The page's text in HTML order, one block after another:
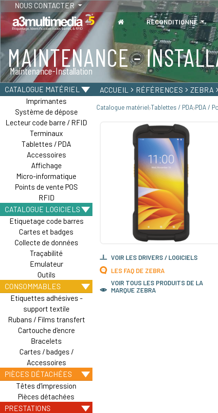
NOUS CONTACTER
RECONDITIONNÉ
MAINTENANCE -
Maintenance-Installation
CATALOGUE MATÉRIEL
Imprimantes
Système de dépose
Lecteur code barre / RFID
Terminaux
Tablettes / PDA
Accessoires
Affichage
Micro-informatique
Points de vente POS
RFID
CATALOGUE LOGICIELS
Etiquetage code barres
Cartes et badges
Collecte de données
Traçabilité
Emulateur
Outils
CONSOMMABLES
Etiquettes adhésives -
support textile
Rubans / Films transfert
Cartouche d'encre
Bracelets
Cartes / badges /
Accessoires
PIÈCES DÉTACHÉES
Têtes d'impression
Pièces détachées
PRESTATIONS
ACCUEIL RÉFÉRENCES ZEBRA
Catalogue matériel Tablettes / PDA PDA /
VOIR LES DRIVERS / LOGICIELS
LES FAQ DE ZEBRA
VOIR TOUS LES PRODUITS DE LA
MARQUE ZEBRA